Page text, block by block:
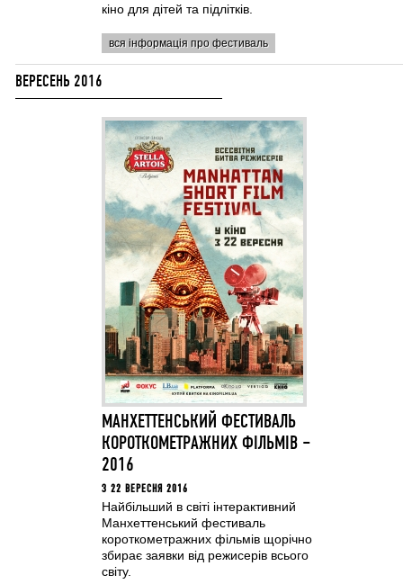
кіно для дітей та підлітків.
вся інформація про фестиваль
ВЕРЕСЕНЬ 2016
МАНХЕТТЕНСЬКИЙ ФЕСТИВАЛЬ
КОРОТКОМЕТРАЖНИХ ФIЛЬМIВ –
2016
З 22 ВЕРЕСНЯ 2016
Найбільший в світі інтерактивний
Манхеттенський фестиваль
короткометражних фільмів щорічно
збирає заявки від режисерів всього
світу.